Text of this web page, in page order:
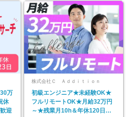
万
休
迎
株式会社Ｃ Ａｄｄｉｔｉｏｎ
初級エンジニア★未経験OK★
フルリモートOK★月給32万円
～★残業月10h＆年休120日以